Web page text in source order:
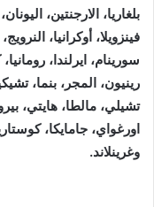
بلغاريا، الارجنتين،
فينزويلا، أوكرانيا،
سورينام، ايرلندا، رومانيا،
رينيون، المجر، بنما،
تشيلي، مالطا، هايتي،
اورغواي، جامايكا،
وغرينلاند.